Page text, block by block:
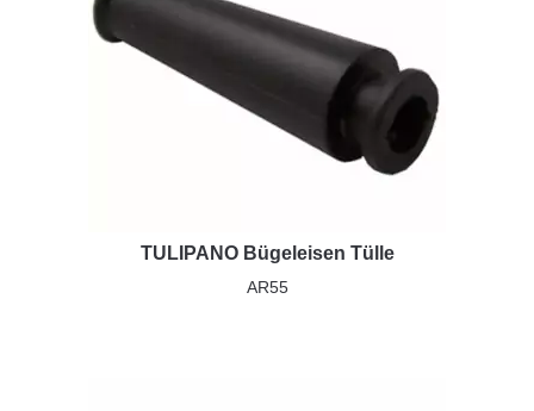
TULIPANO Bügeleisen Tülle
AR55